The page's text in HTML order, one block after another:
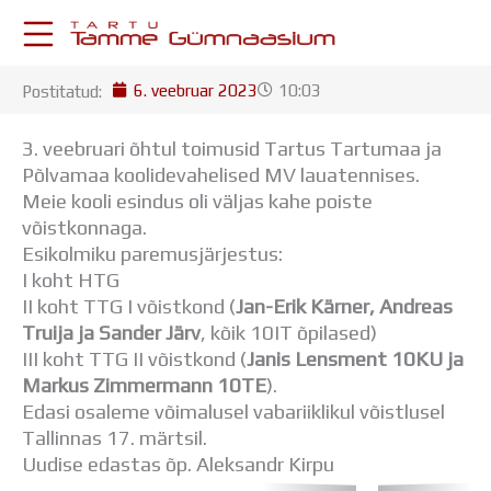
KESKKONNAD
Postkast
Drive
Tamme Leht
Kooliraadio
Koorilaul
ÕPPETÖÖ
Tunniplaan
Aastaplaan
Õppekava
Ainepassid
Huviringid
Õpilastööd (UPT)
Postitatud: 6. veebruar 2023 10:03
3. veebruari õhtul toimusid Tartus Tartumaa ja
Põlvamaa koolidevahelised MV lauatennises.
Meie kooli esindus oli väljas kahe poiste
võistkonnaga.
Esikolmiku paremusjärjestus:
I koht HTG
II koht TTG I võistkond (Jan-Erik Kärner, Andreas
Truija ja Sander Järv, kõik 10IT õpilased)
III koht TTG II võistkond (Janis Lensment 10KU ja
Markus Zimmermann 10TE).
Edasi osaleme võimalusel vabariiklikul võistlusel
Tallinnas 17. märtsil.
Uudise edastas õp. Aleksandr Kirpu